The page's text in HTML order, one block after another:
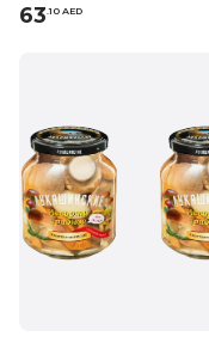
63.10 AED